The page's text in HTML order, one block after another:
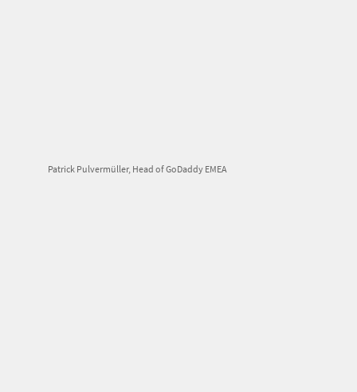
Patrick Pulvermüller, Head of GoDaddy EMEA